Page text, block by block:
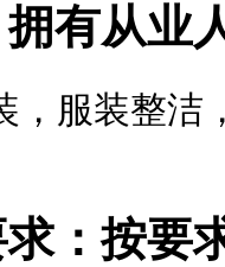
有从业
，服装整洁
：按要